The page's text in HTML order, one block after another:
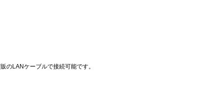
のLANケーブルで接続可能です。